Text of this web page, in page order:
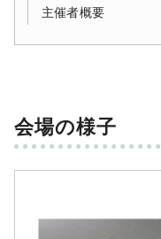
主催者概要
会場の様子